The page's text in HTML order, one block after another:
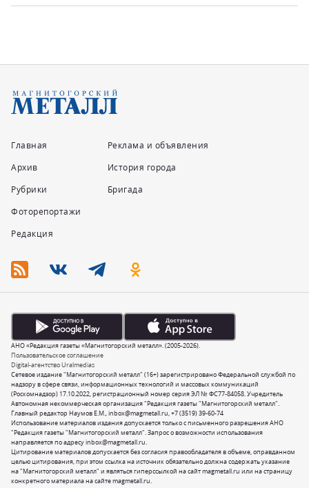
Главная
Архив
Рубрики
Фоторепортажи
Редакция
Реклама и объявления
История города
Бригада
Сетевое издание "Магнитогорский металл" (16+) зарегистрировано Федеральной службой по
надзору в сфере связи, информационных технологий и массовых коммуникаций
(Роскомнадзор) 17.10.2022, регистрационный номер серия ЭЛ № ФС77-84058. Учредитель
Автономная некоммерческая организация "Редакция газеты "Магнитогорский металл".
Главный редактор Наумов Е.М.,inbox@magmetall.ru,+7 (3519) 39-60-74
Использование материалов издания допускается только с письменного разрешения АНО
"Редакция газеты "Магнитогорский металл". Запрос о возможности использования
направляется по адресуinbox@magmetall.ru.
Цитирование материалов допускается без согласия правообладателя в объеме, оправданном
целью цитирования, при этом ссылка на источник обязательно должна содержать указание
на "Магнитогорский металл" и являться гиперссылкой на сайт magmetall.ru или на страницу
конкретного материала на сайте magmetall.ru.
Пользовательское соглашение
Digital-агентство Uralmedias
АНО «Редакция газеты «Магнитогорский металл». (2005-2026).